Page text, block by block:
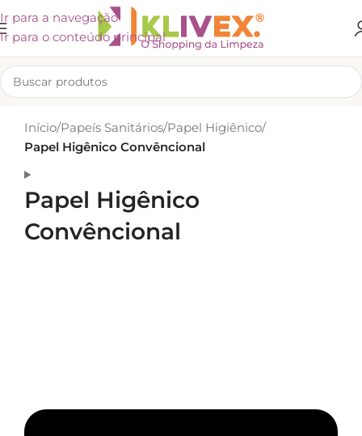
Ir para a navegação
Ir para o conteúdo principal
Início/Papeís Sanitários/Papel Higiênico/
Papel Higênico Convêncional
Papel Higênico
Convêncional